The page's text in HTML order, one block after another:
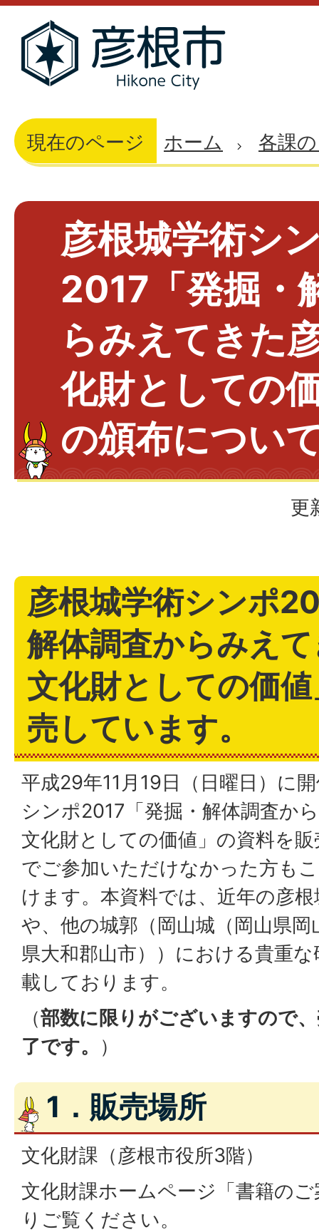
現在のページ ホーム 各課
彦根城学術シ
2017「発掘・
らみえてきた
化財としての
の頒布につい
更
彦根城学術シンポ
解体調査からみえ
文化財としての価
売しています。
平成29年11月19日（日曜日）に
シンポ2017「発掘・解体調査か
文化財としての価値」の資料を
でご参加いただけなかった方も
けます。本資料では、近年の彦
や、他の城郭（岡山城（岡山県
県大和郡山市））における貴重
載しております。
（部数に限りがございますので
了です。
）
1．販売場所
文化財課（彦根市役所3階）
文化財課ホームページ「書籍の
りご覧ください。